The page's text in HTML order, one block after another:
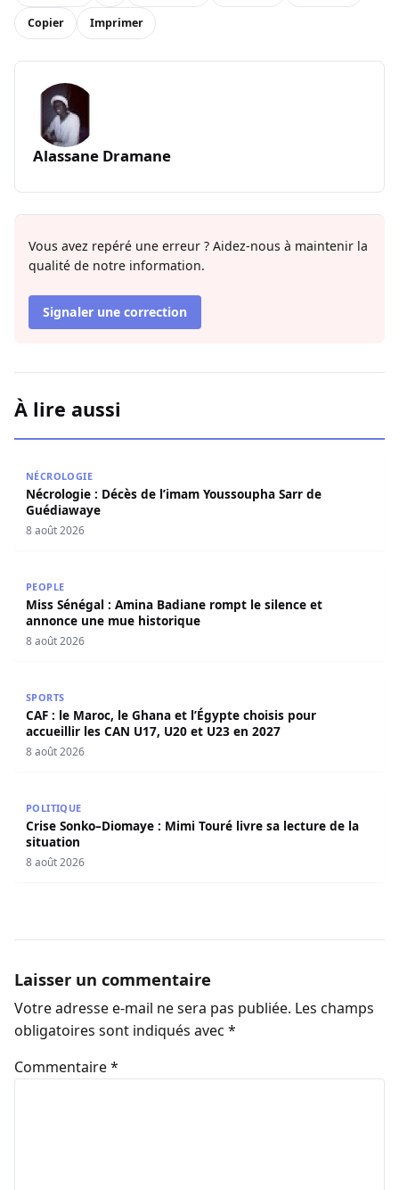
Copier Imprimer
Alassane Dramane
Vous avez repéré une erreur ? Aidez-nous à maintenir la
qualité de notre information.
Signaler une correction
À lire aussi
NÉCROLOGIE
Nécrologie : Décès de l’imam Youssoupha Sarr de
Guédiawaye
8 août 2026
PEOPLE
Miss Sénégal : Amina Badiane rompt le silence et
annonce une mue historique
8 août 2026
SPORTS
CAF : le Maroc, le Ghana et l’Égypte choisis pour
accueillir les CAN U17, U20 et U23 en 2027
8 août 2026
POLITIQUE
Crise Sonko–Diomaye : Mimi Touré livre sa lecture de la
situation
8 août 2026
Laisser un commentaire
Votre adresse e-mail ne sera pas publiée. Les champs
obligatoires sont indiqués avec *
Commentaire*